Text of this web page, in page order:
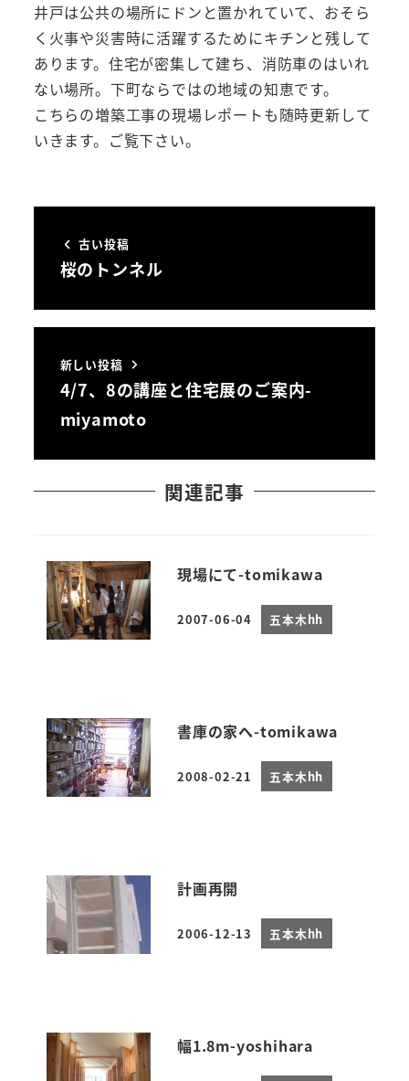
井戸は公共の場所にドンと置かれていて、おそら
く火事や災害時に活躍するためにキチンと残して
あります。住宅が密集して建ち、消防車のはいれ
ない場所。下町ならではの地域の知恵です。
こちらの増築工事の現場レポートも随時更新して
いきます。ご覧下さい。
古い投稿
桜のトンネル
新しい投稿
4/7、8の講座と住宅展のご案内-
miyamoto
関連記事
現場にて-tomikawa
投稿日
2007-06-04 五本木hh
書庫の家へ-tomikawa
投稿日
2008-02-21 五本木hh
計画再開
投稿日
2006-12-13 五本木hh
幅1.8m-yoshihara